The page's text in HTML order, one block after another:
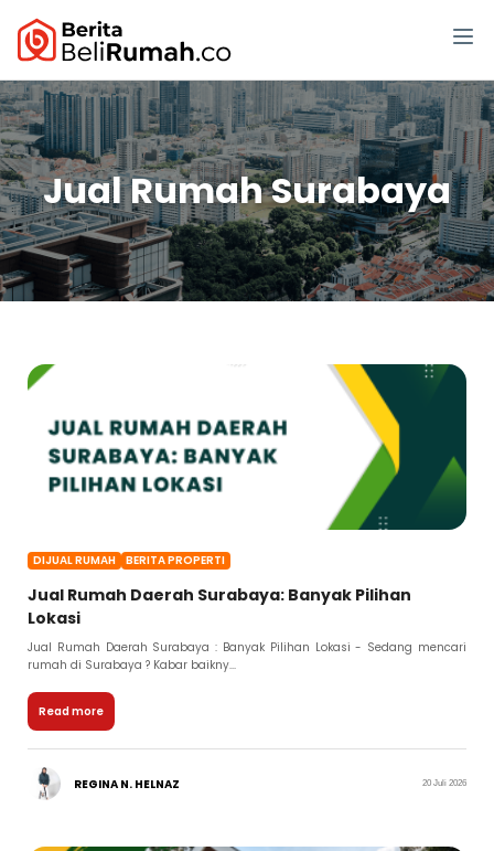
Jual Rumah Surabaya
DIJUAL RUMAH BERITA PROPERTI
Jual Rumah Daerah Surabaya: Banyak Pilihan
Lokasi
Jual Rumah Daerah Surabaya : Banyak Pilihan Lokasi - Sedang mencari
rumah di Surabaya ? Kabar baikny...
Read more
REGINA N. HELNAZ 20 Juli 2026